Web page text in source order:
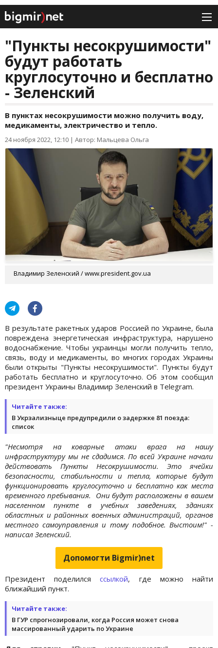
"Пункты несокрушимости"
будут работать
круглосуточно и бесплатно
- Зеленский
В пунктах несокрушимости можно получить воду,
медикаменты, электричество и тепло.
24 ноября 2022, 12:10 | Автор: Мальцева Ольга
Владимир Зеленский / www.president.gov.ua
В результате ракетных ударов Россией по Украине, была
повреждена энергетическая инфраструктура, нарушено
водоснабжение. Чтобы украинцы могли получить тепло,
связь, воду и медикаменты, во многих городах Украины
были открыты "Пункты несокрушимости". Пункты будут
работать бесплатно и круглосуточно. Об этом сообщил
президент Украины Владимир Зеленский в Telegram.
Читайте также:
В Укрзализныце предупредили о задержке 81 поезда:
список
"Несмотря на коварные атаки врага на нашу
инфраструктуру мы не сдадимся. По всей Украине начали
действовать Пункты Несокрушимости. Это ячейки
безопасности, стабильности и тепла, которые будут
функционировать круглосуточно и бесплатно как места
временного пребывания. Они будут расположены в вашем
населенном пункте в учебных заведениях, зданиях
областных и районных военных администраций, органов
местного самоуправления и тому подобное. Выстоим!" -
написал Зеленский.
Допомогти Bigmir)net
Президент поделилсяссылкой, где можно найти
ближайший пункт.
Читайте также:
В ГУР спрогнозировали, когда Россия может снова
массированный ударить по Украине